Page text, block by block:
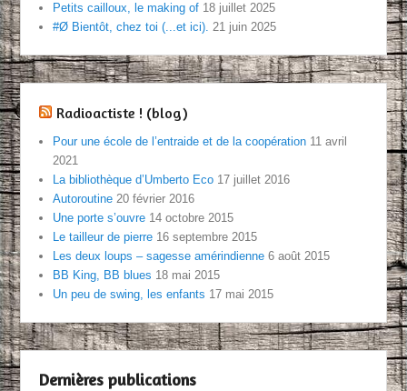
Petits cailloux, le making of 18 juillet 2025
#Ø Bientôt, chez toi (...et ici). 21 juin 2025
Radioactiste ! (blog)
Pour une école de l’entraide et de la coopération 11 avril
2021
La bibliothèque d’Umberto Eco 17 juillet 2016
Autoroutine 20 février 2016
Une porte s’ouvre 14 octobre 2015
Le tailleur de pierre 16 septembre 2015
Les deux loups – sagesse amérindienne 6 août 2015
BB King, BB blues 18 mai 2015
Un peu de swing, les enfants 17 mai 2015
Dernières publications